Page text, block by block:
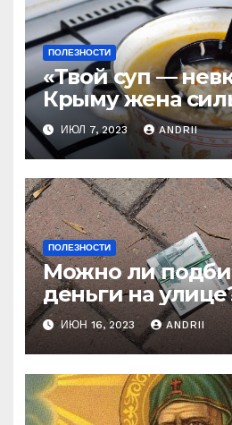
ПОЛЕЗНОСТИ
«Твой суп —
Крыму жена
наказала мужа за
нелестный
стряпне
ИЮЛ 7, 2023 ANDRII
ПОЛЕЗНОСТИ
Можно ли
деньги на
батюшка
ИЮН 16, 2023 ANDRII